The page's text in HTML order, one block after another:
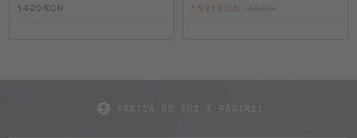
1 420 RON 1 521 RON